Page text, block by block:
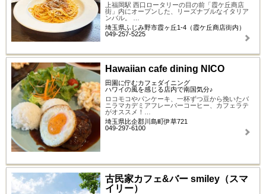
上福岡駅 西口ロータリーの目の前「霞ケ丘商店
街」内にオープンした、リーズナブルなイタリア
ンバル。 …
埼玉県ふじみ野市霞ヶ丘1-4（霞ケ丘商店街内）
049-257-5225
Hawaiian cafe dining NICO
田園に佇むカフェダイニング
ハワイの風を感じる店内で南国気分♪
ロコモコやパンケーキ、一杯ずつ豆から挽いたバ
ニラマカデミアフレーバーコーヒー、カフェラテ
がオススメ！…
埼玉県比企郡川島町伊草721
049-297-6100
古民家カフェ&バー smiley（スマ
イリー）